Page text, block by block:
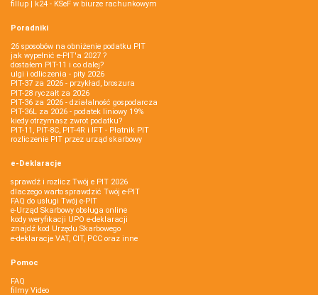
fillup | k24 - KSeF w biurze rachunkowym
Poradniki
26 sposobów na obniżenie podatku PIT
jak wypełnić e-PIT'a 2027 ?
dostałem PIT-11 i co dalej?
ulgi i odliczenia - pity 2026
PIT-37 za 2026 - przykład, broszura
PIT-28 ryczałt za 2026
PIT-36 za 2026 - działalność gospodarcza
PIT-36L za 2026 - podatek liniowy 19%
kiedy otrzymasz zwrot podatku?
PIT-11, PIT-8C, PIT-4R i IFT - Płatnik PIT
rozliczenie PIT przez urząd skarbowy
e-Deklaracje
sprawdź i rozlicz Twój e PIT 2026
dlaczego warto sprawdzić Twój e-PIT
FAQ do usługi Twój e-PIT
e-Urząd Skarbowy obsługa online
kody weryfikacji UPO e-deklaracji
znajdź kod Urzędu Skarbowego
e-deklaracje VAT, CIT, PCC oraz inne
Pomoc
FAQ
filmy Video